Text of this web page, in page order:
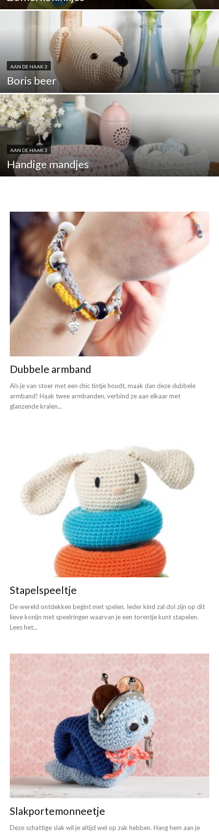
AAN DE HAAK 3
Boris beer
AAN DE HAAK 3
Handige mandjes
Dubbele armband
Als je van stoer met een chic tintje houdt, maak dan deze dubbele
armband! Haak twee armbanden, verbind ze aan elkaar met
glanzende kralen...
Stapelspeeltje
De wereld ontdekken begint met spelen. Ieder kind zal dol zijn op dit
lieve konijn met speelringen waarvan je een torentje kunt stapelen.
Lees het...
Slakportemonneetje
Deze schattige slak wil je altijd wel op zak hebben. Hang hem aan je